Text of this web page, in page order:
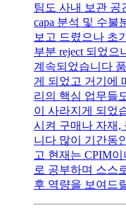
팀도 사내 보관 공
capa 분석 및 수불
보고 드렸으나 초
부분 reject 되었
계속되었습니다
게 되었고 거기에
리의 핵심 업무들
이 사라지게 되었
시켜 구매나 자재,
니다 많이 기간동
고 현재는 CPIM
로 공부하며 스스
후 역량을 보여드